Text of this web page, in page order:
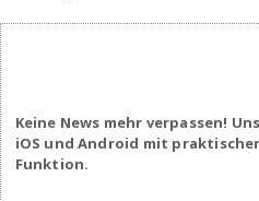
Keine News mehr verpassen!
iOS und Android mit
Funktion.